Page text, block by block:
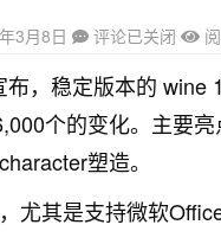
3月8日 评论已关闭
，稳定版本的 wine
个的变化。主要
塑造。
尤其是支持微软